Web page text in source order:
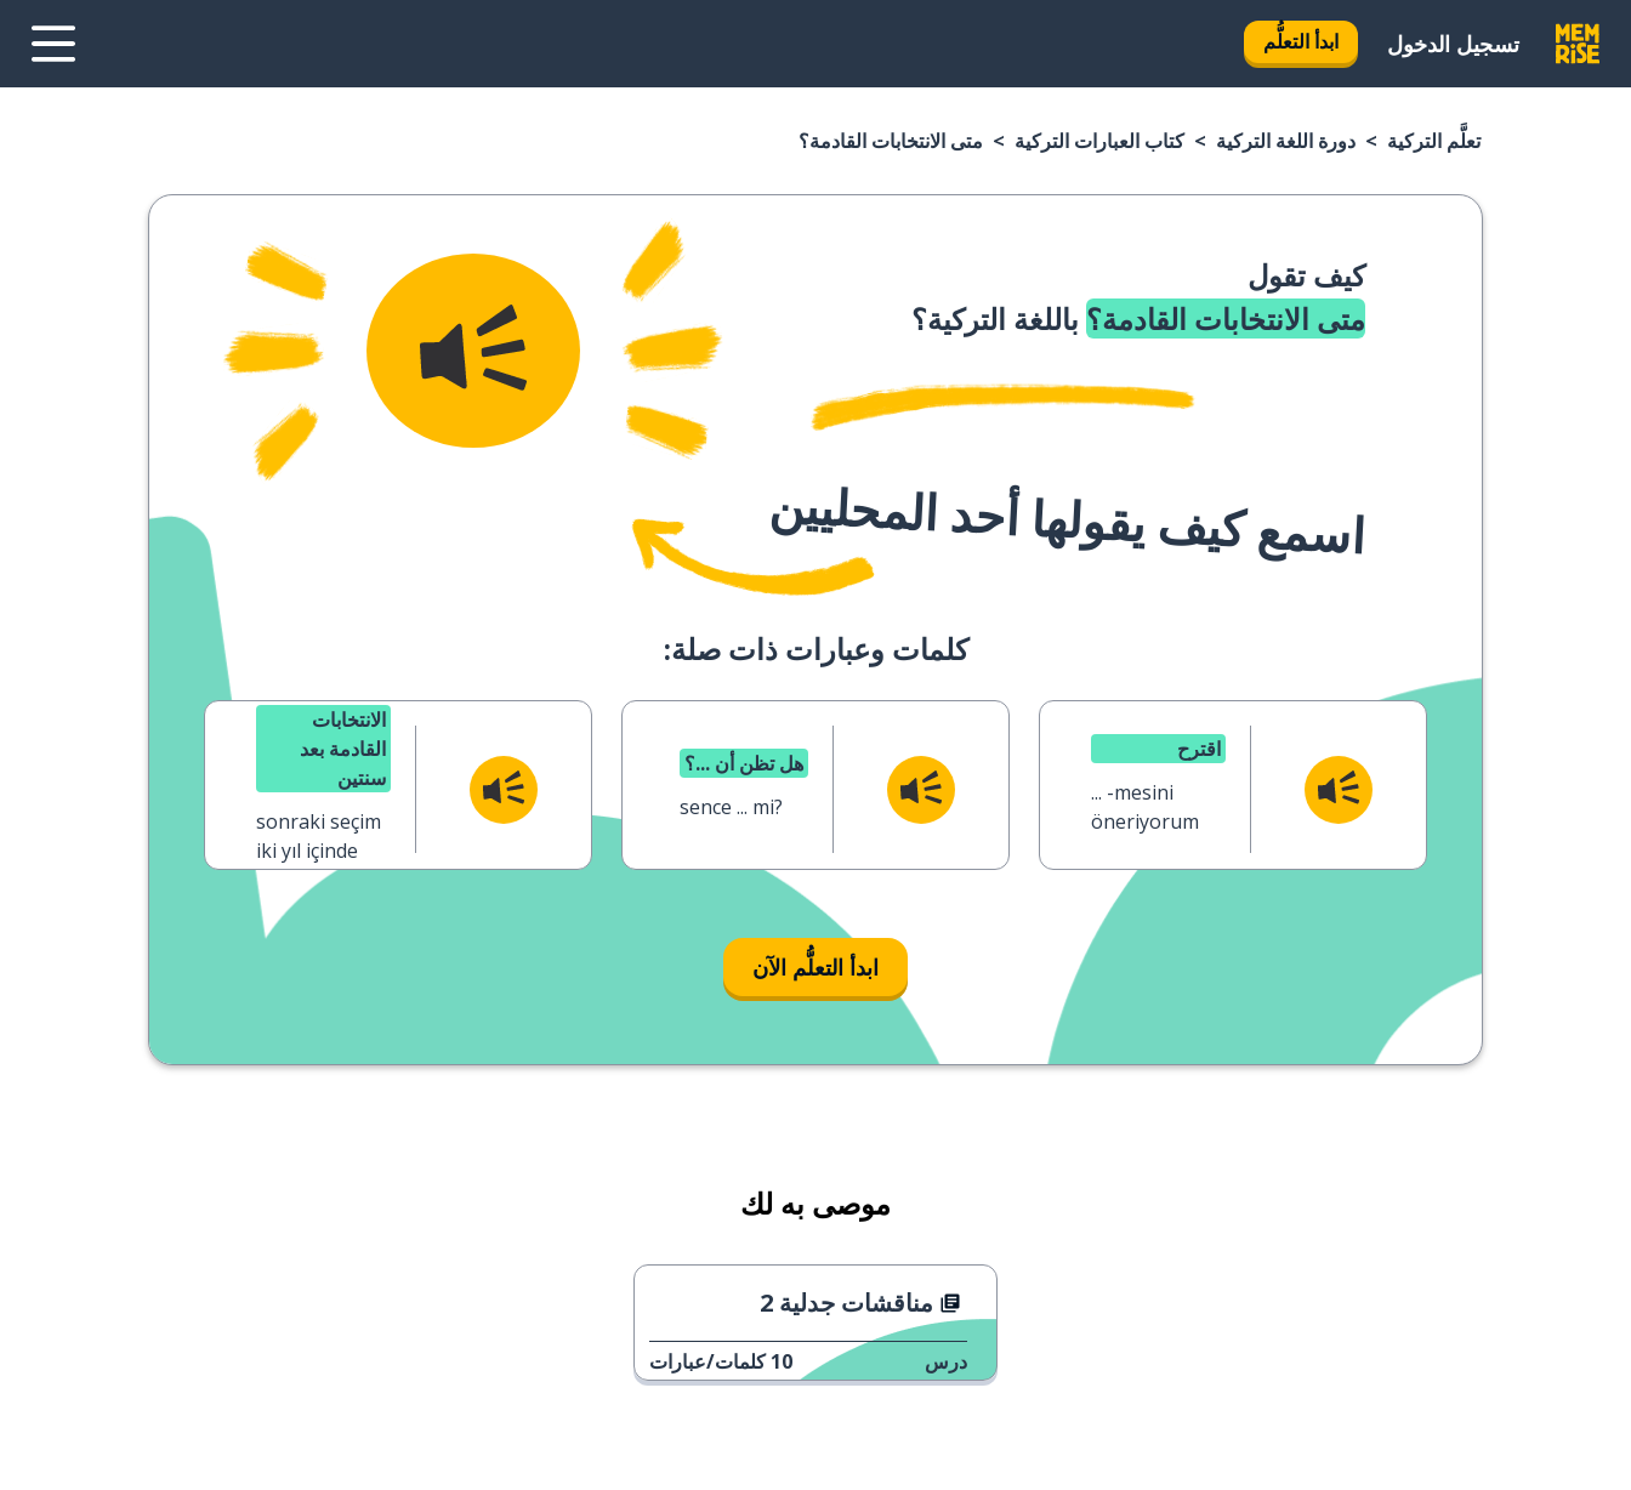
تسجيل الدخول ابدأ التعلُّم
تعلَّم التركية دورة اللغة التركية كتاب العبارات التركية متى الانتخابات القادمة؟
كيف تقول
متى الانتخابات القادمة؟ باللغة التركية؟
اسمع كيف يقولها أحد المحليين
كلمات وعبارات ذات صلة:
اقترح
... -mesini
öneriyorum
هل تظن أن ...؟
sence ... mi?
الانتخابات
القادمة بعد
سنتين
sonraki seçim
iki yıl içinde
ابدأ التعلُّم الآن
موصى به لك
مناقشات جدلية 2
درس 10 كلمات/عبارات